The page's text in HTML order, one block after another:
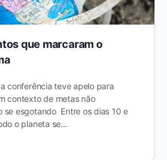
que marcaram o
conferência teve apelo para
contexto de metas não
se esgotando Entre os dias 10 e
o planeta se…